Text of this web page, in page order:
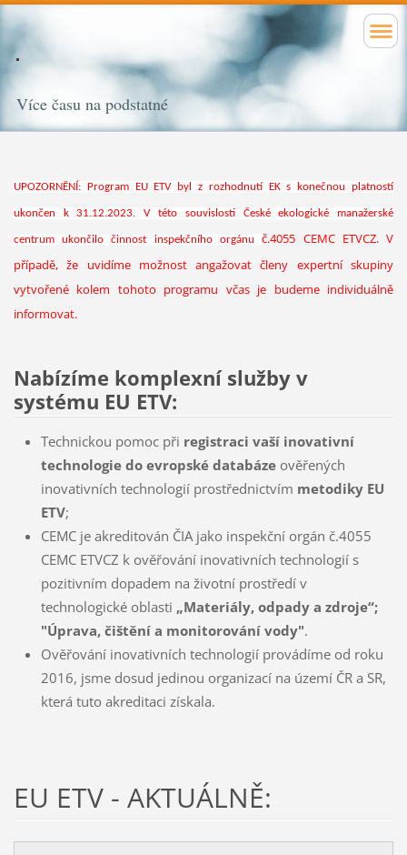
Více času na podstatné
UPOZORNĚNÍ: Program EU ETV byl z rozhodnutí EK s konečnou platností
ukončen k 31.12.2023. V této souvislosti České ekologické manažerské
centrum ukončilo činnost inspekčního orgánuč.4055 CEMC ETVCZ. V
případě, že uvidíme možnost angažovat členy expertní skupiny
vytvořené kolem tohoto programu včas je budeme individuálně
informovat.
Nabízíme komplexní služby v
systému EU ETV:
Technickou pomoc při registraci vaší inovativní
technologie do evropské databáze ověřených
inovativních technologií prostřednictvím metodiky EU
ETV;
CEMC je akreditován ČIA jako inspekční orgán č.4055
CEMC ETVCZ k ověřování inovativních technologií s
pozitivním dopadem na životní prostředí v
technologické oblasti „Materiály, odpady a zdroje“;
"Úprava, čištění a monitorování vody".
Ověřování inovativních technologií provádíme od roku
2016, jsme dosud jedinou organizací na území ČR a SR,
která tuto akreditaci získala.
EU ETV - AKTUÁLNĚ: